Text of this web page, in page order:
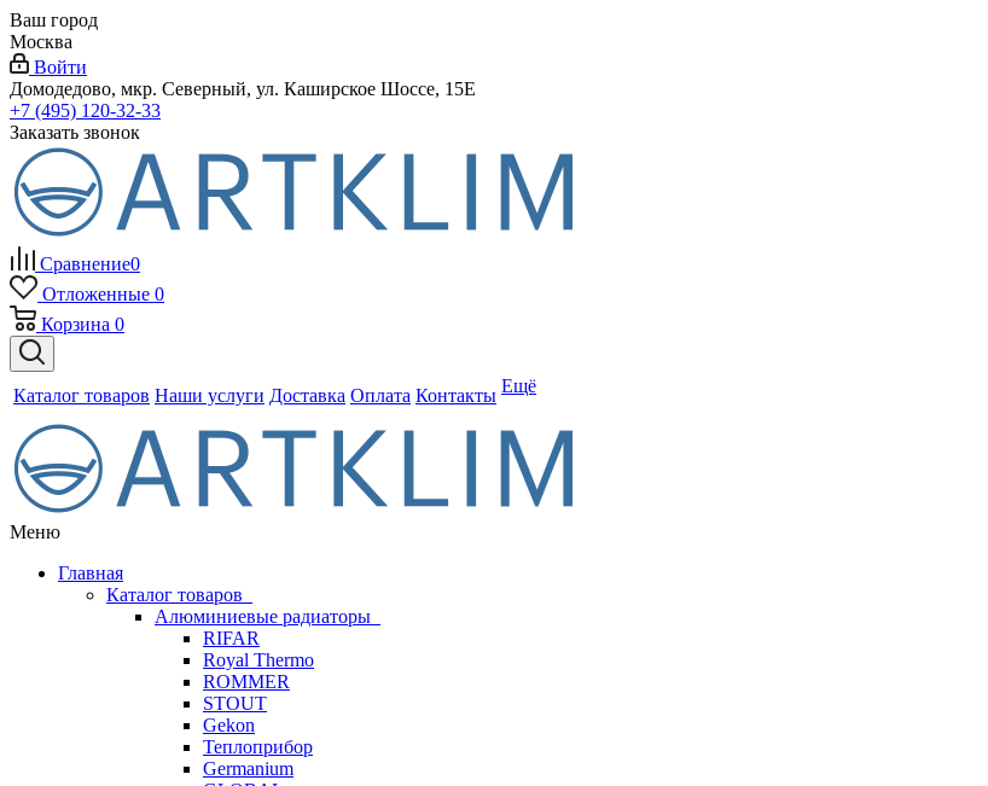
Ваш город
Москва
Войти
Домодедово, мкр. Северный, ул. Каширское Шоссе, 15Е
+7 (495) 120-32-33
Заказать звонок
Сравнение0
Отложенные 0
Корзина 0
Каталог товаров Наши услуги Доставка Оплата Контакты Ещё
Меню
Главная
Каталог товаров
Алюминиевые радиаторы
RIFAR
Royal Thermo
ROMMER
STOUT
Gekon
Теплоприбор
Germanium